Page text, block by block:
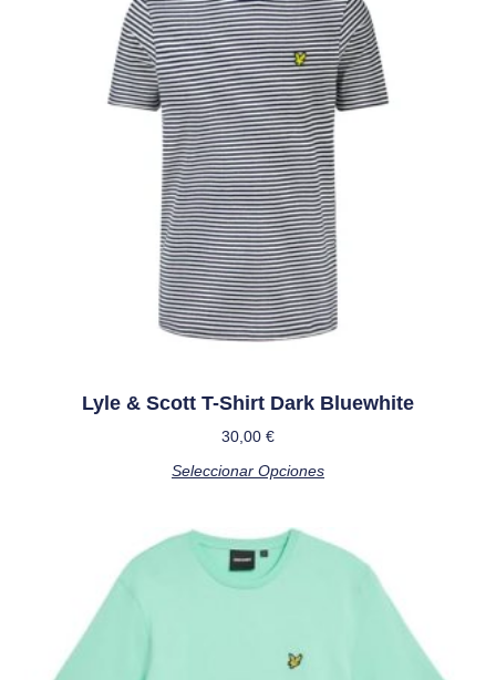
Lyle & Scott T-Shirt Dark Bluewhite
30,00 €
Seleccionar Opciones